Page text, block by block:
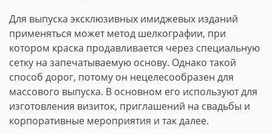
Для выпуска эксклюзивных имиджевых изданий
применяться может метод шелкографии, при
котором краска продавливается через специальную
сетку на запечатываемую основу. Однако такой
способ дорог, потому он нецелесообразен для
массового выпуска. В основном его используют для
изготовления визиток, приглашений на свадьбы и
корпоративные мероприятия и так далее.